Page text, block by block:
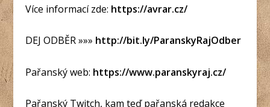
Více informací zde: https://avrar.cz/
DEJ ODBĚR »»» http://bit.ly/ParanskyRajOdber
Pařanský web: https://www.paranskyraj.cz/
Pařanský Twitch, kam teď pařanská redakce